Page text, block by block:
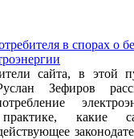
в спорах о
сайта, в этой
Зефиров
какие